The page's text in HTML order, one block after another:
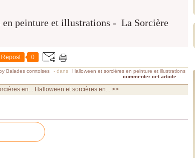
Repost 0
Balades comtoises - dans
Halloween et sorcières en peinture et illustrations
commenter cet article
en... Halloween et sorcières en... >>